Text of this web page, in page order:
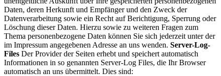
Daten, deren Herkunft und Empfänger und den Zweck der
Datenverarbeitung sowie ein Recht auf Berichtigung, Sperrung oder
Löschung dieser Daten. Hierzu sowie zu weiteren Fragen zum
Thema personenbezogene Daten können Sie sich jederzeit unter der
im Impressum angegebenen Adresse an uns wenden. Server-Log-
Files Der Provider der Seiten erhebt und speichert automatisch
Informationen in so genannten Server-Log Files, die Ihr Browser
automatisch an uns übermittelt. Dies sind: